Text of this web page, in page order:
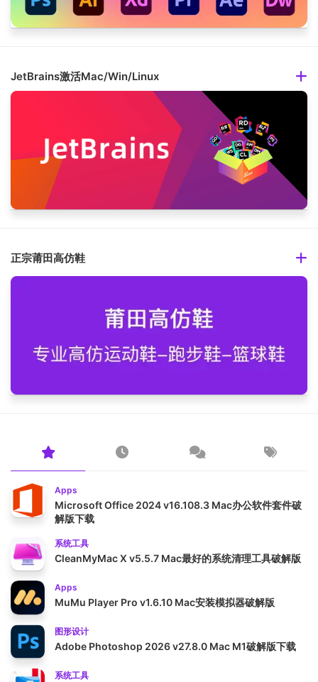
JetBrains激活Mac/Win/Linux
正宗莆田高仿鞋
Apps
Microsoft Office 2024 v16.108.3 Mac办公软件套件破
解版下载
系统工具
CleanMyMac X v5.5.7 Mac最好的系统清理工具破解版
Apps
MuMu Player Pro v1.6.10 Mac安装模拟器破解版
图形设计
Adobe Photoshop 2026 v27.8.0 Mac M1破解版下载
系统工具